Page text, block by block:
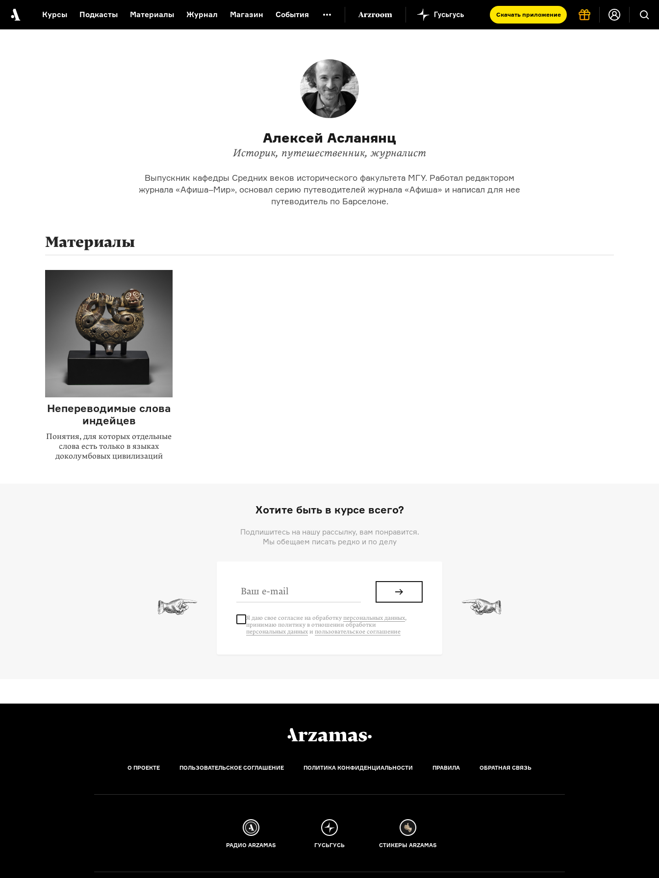
Курсы Подкасты Материалы Журнал Магазин События Скачать приложение
Русская литература XX века
Алексей Асланянц
Историк, путешественник, журналист
Выпускник кафедры Средних веков исторического факультета МГУ. Работал редактором
журнала «Афиша–Мир», основал серию путеводителей журнала «Афиша» и написал для нее
путеводитель по Барселоне.
Материалы
Непереводимые слова
индейцев
Понятия, для которых отдельные
слова есть только в языках
доколумбовых цивилизаций
Хотите быть в курсе всего?
Подпишитесь на нашу рассылку, вам понравится.
Мы обещаем писать редко и по делу
Я даю свое согласие на обработку персональных данных,
принимаю политику в отношении обработки
персональных данных и пользовательское соглашение
О ПРОЕКТЕ ПОЛЬЗОВАТЕЛЬСКОЕ СОГЛАШЕНИЕ ПОЛИТИКА КОНФИДЕНЦИАЛЬНОСТИ ПРАВИЛА ОБРАТНАЯ СВЯЗЬ
РАДИО ARZAMAS ГУСЬГУСЬ СТИКЕРЫ ARZAMAS